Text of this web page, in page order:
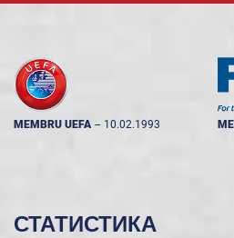
MEMBRU UEFA -- 10.02.1993
СТАТИСТИКА